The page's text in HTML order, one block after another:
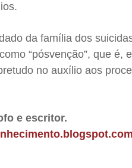
da família dos
“pósvenção”, que
no auxílio aos
e escritor.